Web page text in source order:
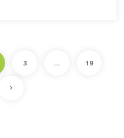
3 … 19